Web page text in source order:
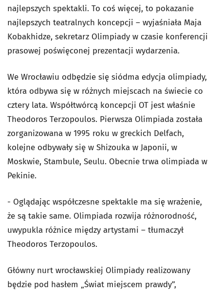
najlepszych spektakli. To coś więcej, to pokazanie
najlepszych teatralnych koncepcji – wyjaśniała Maja
Kobakhidze, sekretarz Olimpiady w czasie konferencji
prasowej poświęconej prezentacji wydarzenia.
We Wrocławiu odbędzie się siódma edycja olimpiady,
która odbywa się w różnych miejscach na świecie co
cztery lata. Współtwórcą koncepcji OT jest właśnie
Theodoros Terzopoulos. Pierwsza Olimpiada została
zorganizowana w 1995 roku w greckich Delfach,
kolejne odbywały się w Shizouka w Japonii, w
Moskwie, Stambule, Seulu. Obecnie trwa olimpiada w
Pekinie.
- Oglądając współczesne spektakle ma się wrażenie,
że są takie same. Olimpiada rozwija różnorodność,
uwypukla różnice między artystami – tłumaczył
Theodoros Terzopoulos.
Główny nurt wrocławskiej Olimpiady realizowany
będzie pod hasłem „Świat miejscem prawdy”,